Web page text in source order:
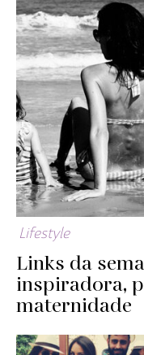
Lifestyle
Links da
inspiradora,
maternidade